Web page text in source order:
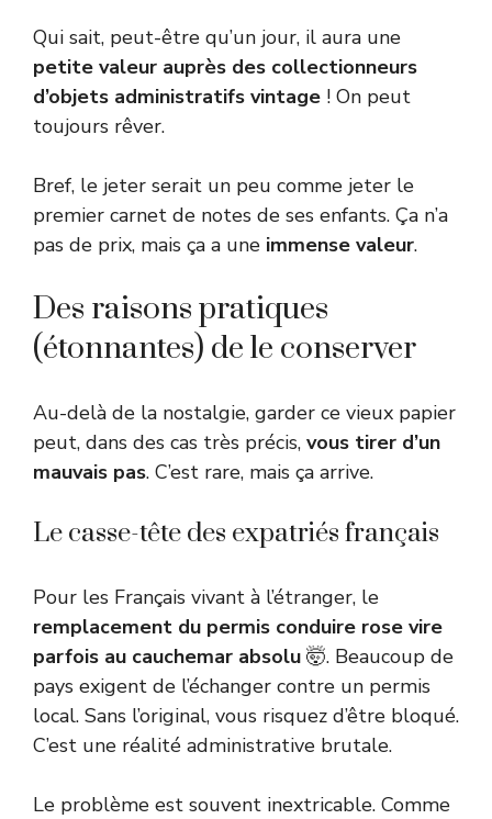
Qui sait, peut-être qu’un jour, il aura une
petite valeur auprès des collectionneurs
d’objets administratifs vintage ! On peut
toujours rêver.
Bref, le jeter serait un peu comme jeter le
premier carnet de notes de ses enfants. Ça n’a
pas de prix, mais ça a une immense valeur.
Des raisons pratiques
(étonnantes) de le conserver
Au-delà de la nostalgie, garder ce vieux papier
peut, dans des cas très précis, vous tirer d’un
mauvais pas. C’est rare, mais ça arrive.
Le casse-tête des expatriés français
Pour les Français vivant à l’étranger, le
remplacement du permis conduire rose vire
parfois au cauchemar absolu 🤯. Beaucoup de
pays exigent de l’échanger contre un permis
local. Sans l’original, vous risquez d’être bloqué.
C’est une réalité administrative brutale.
Le problème est souvent inextricable. Comme